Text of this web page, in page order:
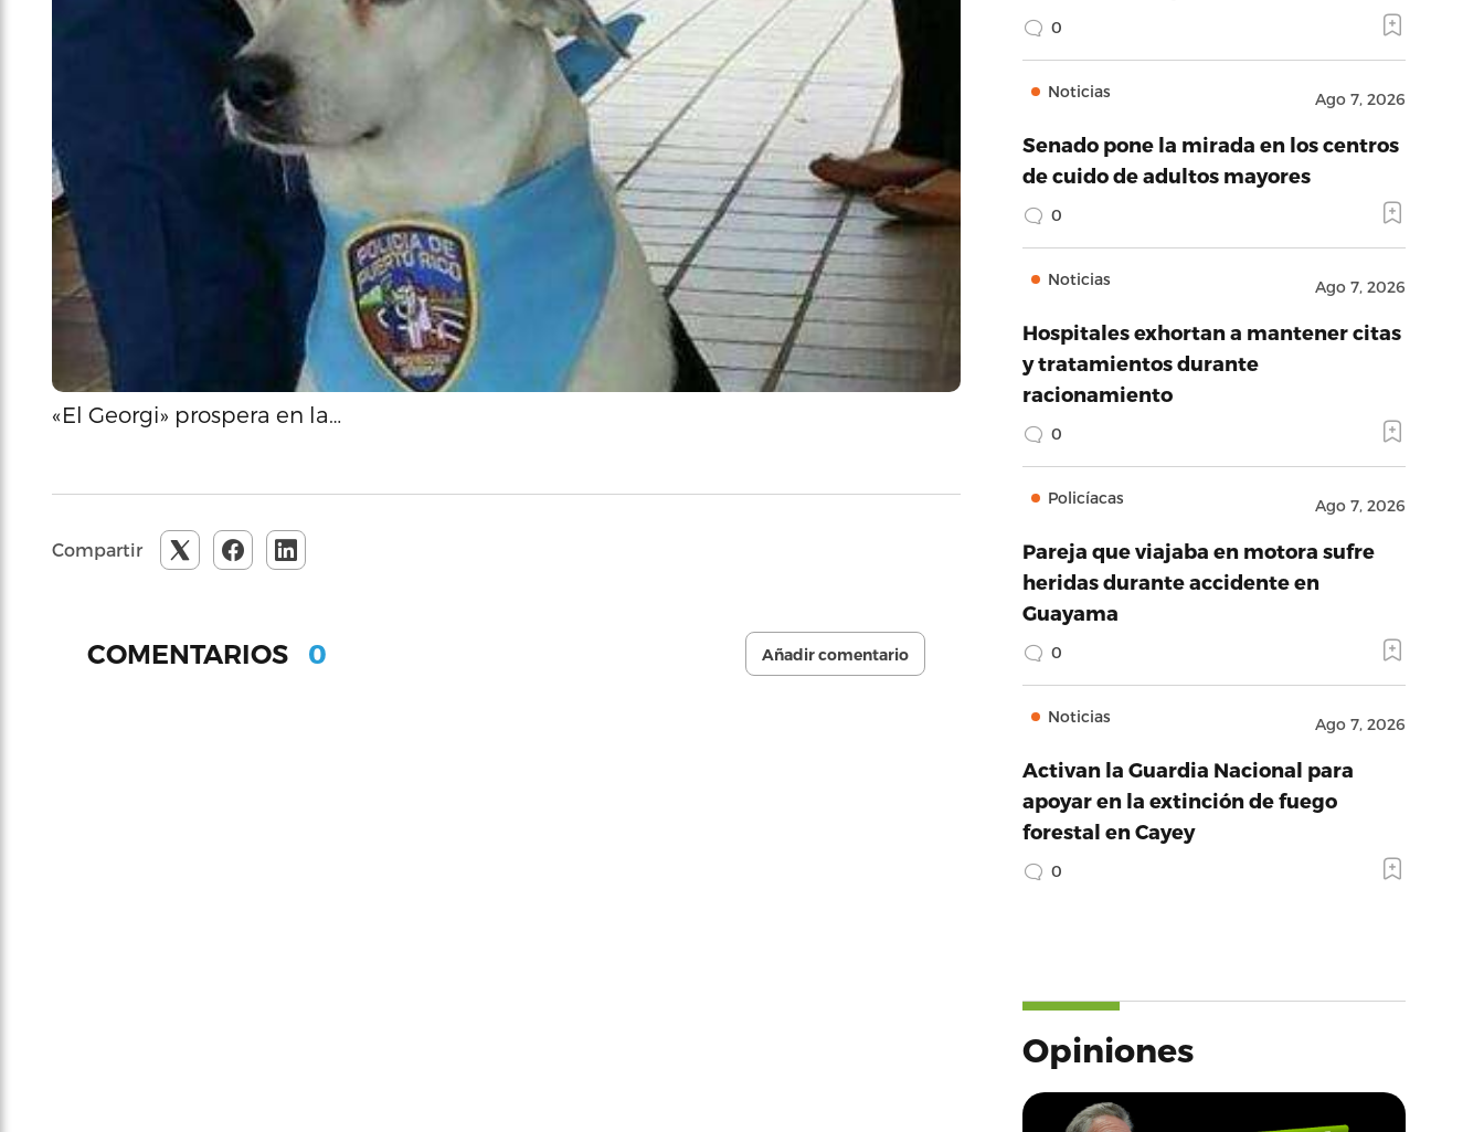
«El Georgi» prospera en la…
Compartir
COMENTARIOS 0 Añadir comentario
0
Noticias Ago 7, 2026
Senado pone la mirada en los centros
de cuido de adultos mayores
0
Noticias Ago 7, 2026
Hospitales exhortan a mantener citas
y tratamientos durante
racionamiento
0
Policíacas Ago 7, 2026
Pareja que viajaba en motora sufre
heridas durante accidente en
Guayama
0
Noticias Ago 7, 2026
Activan la Guardia Nacional para
apoyar en la extinción de fuego
forestal en Cayey
0
Opiniones